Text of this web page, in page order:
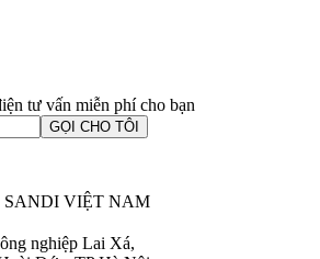
tư vấn miễn phí cho bạn
GỌI CHO TÔI
SANDI VIỆT NAM
nghiệp Lai Xá,